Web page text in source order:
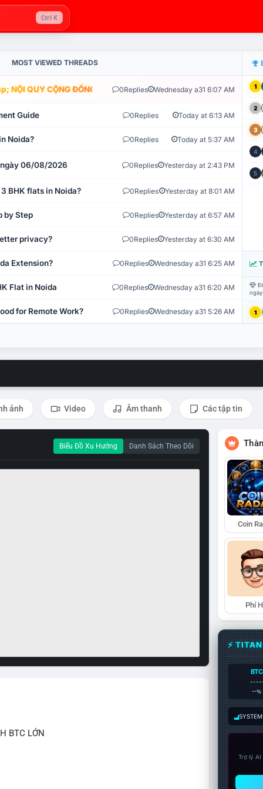
Ctrl K
MOST VIEWED THREADS
NỘI QUY CỘNG ĐỒNG VLIKE.VN: HỆ THỐNG GIÁM SÁT TỰ
0Replies Wednesday a31 6:07 AM
Guide 0Replies Today at 6:13 AM
Noida? 0Replies Today at 5:37 AM
ngày 06/08/2026 0Replies Yesterday at 2:43 PM
BHK flats in Noida? 0Replies Yesterday at 8:01 AM
by Step 0Replies Yesterday at 6:57 AM
privacy? 0Replies Yesterday at 6:30 AM
Extension? 0Replies Wednesday a31 6:25 AM
Flat in Noida 0Replies Wednesday a31 6:20 AM
for Remote Work? 0Replies Wednesday a31 5:26 AM
1
2
3
4
5
1
ảnh Video Âm thanh Các tập tin
Biểu Đồ Xu Hướng Danh Sách Theo Dõi
BTC LỚN
Coin
Phí
⚡
BTC
--%
Trợ lý